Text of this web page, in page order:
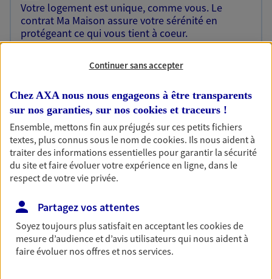
Votre logement est unique, comme vous. Le
contrat Ma Maison assure votre sérénité en
protégeant ce qui vous tient à coeur.
Garantie Accidents de la Vie
Bricoleuse, féru de jardinage, pâtissier en herbe
ou grande lectrice… personne n'est à l'abri d'un
accident du quotidien. Avec Ma Protection
Accident, protégez votre qualité de vie et vos
Découvrir l'offre Garantie Accidents de la Vie
OBTENIR UN TARIF EN LIGNE
Continuer sans accepter
Chez AXA nous nous engageons à être transparents
sur nos garanties, sur nos cookies et traceurs !
Ensemble, mettons fin aux préjugés sur ces petits fichiers
textes, plus connus sous le nom decookies. Ils nous aident à
traiter des informations essentielles pour garantir la sécurité
du site et faire évoluer votre expérience en ligne, dans le
respect de votre vie privée.
Partagez vos attentes
Soyez toujours plus satisfait en acceptant lescookiesde
mesure d’audience et d’avis utilisateurs qui nous aident à
faire évoluer nos offres et nos services.